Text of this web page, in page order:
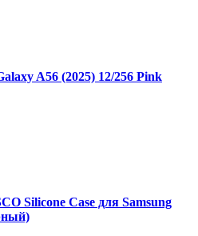
A56 (2025) 12/256 Pink
Silicone Case для Samsung